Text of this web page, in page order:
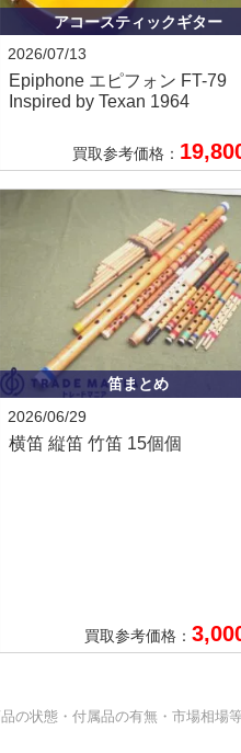
アコースティックギター
2026/07/13
Epiphone エピフォン FT-79
Inspired by Texan 1964
買取参考価格：
笛まとめ
2026/06/29
横笛 縦笛 竹笛 15個個
買取参考価格：
状態・付属品の有無・市場相場